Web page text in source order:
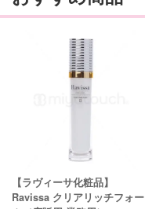
【ラヴィーサ化粧品】
Ravissa クリアリッチフォー